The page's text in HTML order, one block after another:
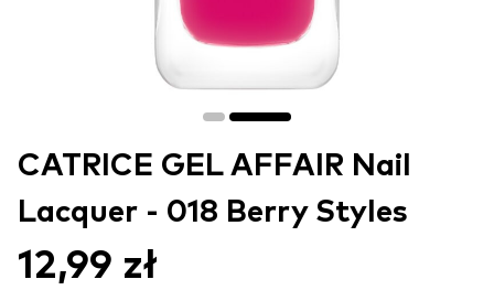
CATRICE GEL AFFAIR Nail
Lacquer - 018 Berry Styles
12,99 zł